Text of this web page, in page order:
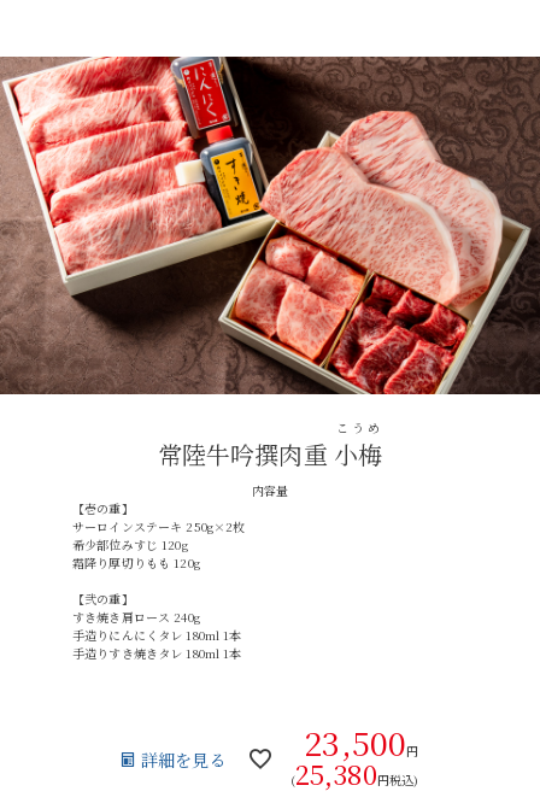
029-254-2441
常陸牛吟撰肉重 小梅
こうめ
内容量
【壱の重】
サーロインステーキ 250g×2枚
希少部位みすじ 120g
霜降り厚切りもも 120g
【弐の重】
すき焼き肩ロース 240g
手造りにんにくタレ 180ml 1本
手造りすき焼きタレ 180ml 1本
詳細を見る 23,500円
(25,380円税込)